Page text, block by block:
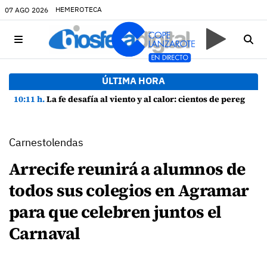
07 AGO 2026 HEMEROTECA
ÚLTIMA HORA
10:11 h.La fe desafía al viento y al calor: cientos de peregrinos arropan a la Virgen de las Nieves
Carnestolendas
Arrecife reunirá a alumnos de
todos sus colegios en Agramar
para que celebren juntos el
Carnaval